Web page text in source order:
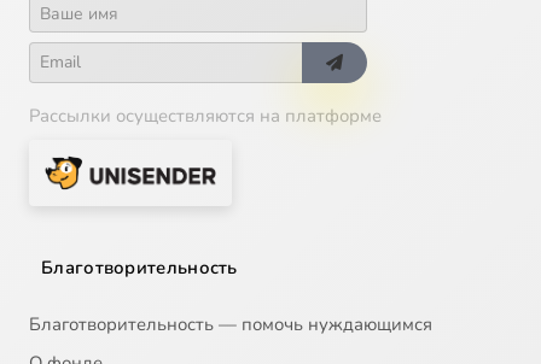
Рассылки осуществляются на платформе
Благотворительность
Благотворительность — помочь нуждающимся